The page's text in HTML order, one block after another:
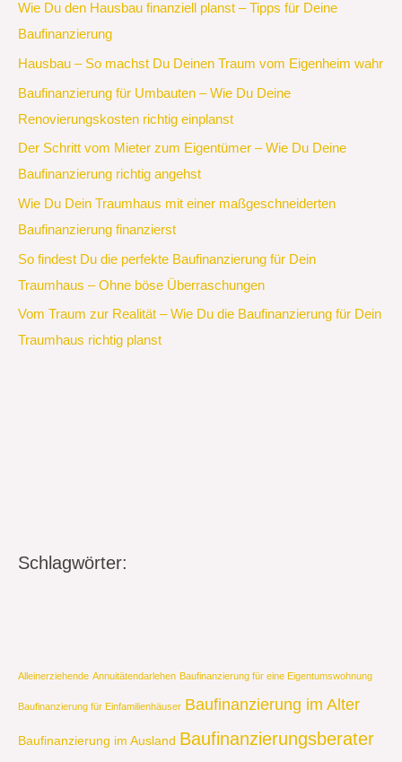
Wie Du den Hausbau finanziell planst – Tipps für Deine
Baufinanzierung
Hausbau – So machst Du Deinen Traum vom Eigenheim wahr
Baufinanzierung für Umbauten – Wie Du Deine
Renovierungskosten richtig einplanst
Der Schritt vom Mieter zum Eigentümer – Wie Du Deine
Baufinanzierung richtig angehst
Wie Du Dein Traumhaus mit einer maßgeschneiderten
Baufinanzierung finanzierst
So findest Du die perfekte Baufinanzierung für Dein
Traumhaus – Ohne böse Überraschungen
Vom Traum zur Realität – Wie Du die Baufinanzierung für Dein
Traumhaus richtig planst
Schlagwörter:
Alleinerziehende Annuitätendarlehen Baufinanzierung für eine Eigentumswohnung
Baufinanzierung für Einfamilienhäuser Baufinanzierung im Alter
Baufinanzierung im Ausland Baufinanzierungsberater